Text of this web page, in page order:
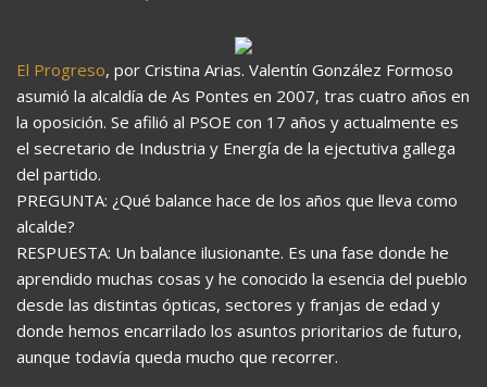
El Progreso, por Cristina Arias. Valentín González Formoso
asumió la alcaldía de As Pontes en 2007, tras cuatro años en
la oposición. Se afilió al PSOE con 17 años y actualmente es
el secretario de Industria y Energía de la ejectutiva gallega
del partido.
PREGUNTA: ¿Qué balance hace de los años que lleva como
alcalde?
RESPUESTA: Un balance ilusionante. Es una fase donde he
aprendido muchas cosas y he conocido la esencia del pueblo
desde las distintas ópticas, sectores y franjas de edad y
donde hemos encarrilado los asuntos prioritarios de futuro,
aunque todavía queda mucho que recorrer.